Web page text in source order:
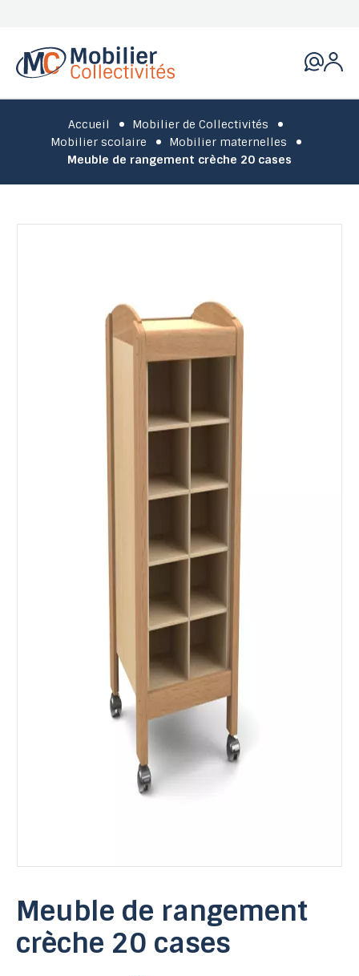
Accueil
Mobilier de Collectivités
Mobilier scolaire
Mobilier maternelles
Meuble de rangement crèche 20 cases
Meuble de rangement
crèche 20 cases